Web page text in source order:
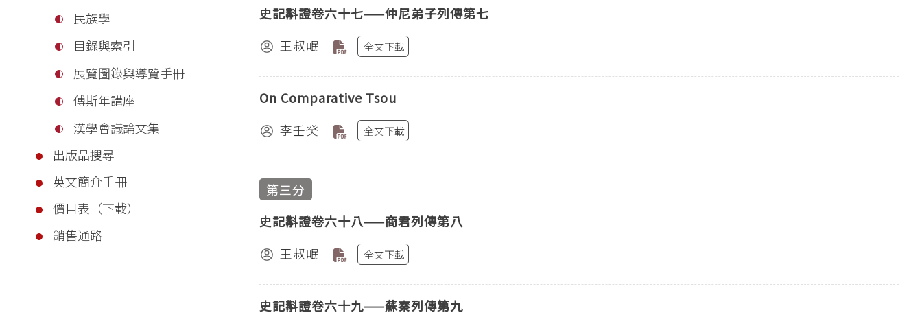
民族學
目錄與索引
展覽圖錄與導覽手冊
傅斯年講座
漢學會議論文集
出版品搜尋
英文簡介手冊
價目表（下載）
銷售通路
史記斠證卷六十七——仲尼弟子列傳第七
王叔岷
全文下載
On Comparative Tsou
李壬癸
全文下載
第三分
史記斠證卷六十八——商君列傳第八
王叔岷
全文下載
史記斠證卷六十九——蘇秦列傳第九